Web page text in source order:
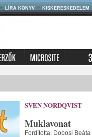
LÍRA KÖNYV KISKERESKEDELEM
SVEN NORDQVIST
Muklavonat
Fordította: Dobosi Beáta